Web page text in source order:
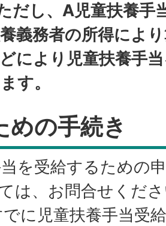
だし、A児童扶養手
義務者の所得によ
により児童扶養手
す。
めの手続き
を受給するための
は、お問合せくだ
に児童扶養手当受